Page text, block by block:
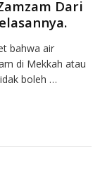
Dari
bahwa air
di Mekkah atau
boleh …